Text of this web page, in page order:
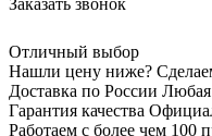
Отличный выбор
Нашли цену ниже?
Доставка по России
Гарантия качества
Работаем с более чем 100